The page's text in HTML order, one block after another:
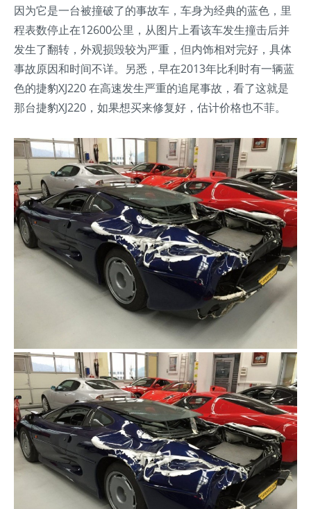
因为它是一台被撞破了的事故车，车身为经典的蓝色，里
程表数停止在12600公里，从图片上看该车发生撞击后并
发生了翻转，外观损毁较为严重，但内饰相对完好，具体
事故原因和时间不详。另悉，早在2013年比利时有一辆蓝
色的捷豹XJ220 在高速发生严重的追尾事故，看了这就是
那台捷豹XJ220，如果想买来修复好，估计价格也不菲。